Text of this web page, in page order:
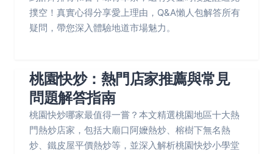
撲空！真實心得分享愛上理由，Q&A懶人包解答所有
疑問，帶您深入體驗地道市場魅力。
桃園快炒：熱門店家推薦與常見
問題解答指南
桃園快炒哪家最值得一嘗？本文精選桃園地區十大熱
門熱炒店家，包括大廟口阿嬤熱炒、榕樹下無名熱
炒、鐵皮屋平價熱炒等，並深入解析桃園快炒小學堂